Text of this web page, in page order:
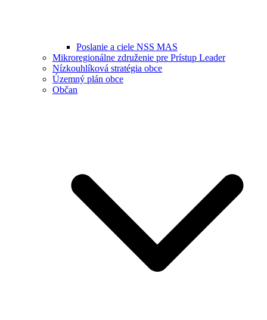
Poslanie a ciele NSS MAS
Mikroregionálne združenie pre Prístup Leader
Nízkouhlíková stratégia obce
Územný plán obce
Občan